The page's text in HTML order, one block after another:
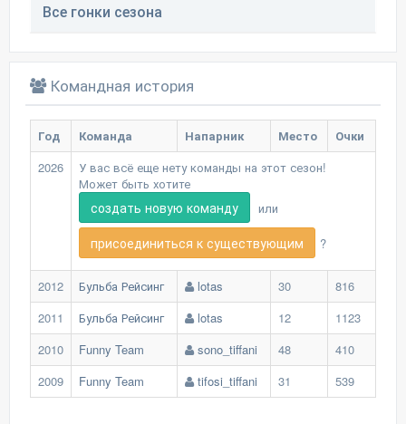
Все гонки сезона
Командная история
Год Команда Напарник Место
Очки
2026
У вас всё еще нету команды на этот сезон!
Может быть хотите
создать новую команду или
присоединиться к существующим ?
2012 Бульба Рейсинг lotas 30
816
2011
Бульба Рейсинг lotas 12
1123
2010
Funny Team sono_tiffani 48
410
2009
Funny Team tifosi_tiffani 31 539